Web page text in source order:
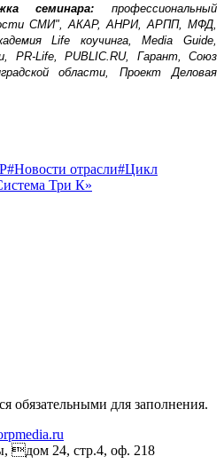
семинара: профессиональный
СМИ", АКАР, АНРИ, АРПП, МФД,
Life коучинга, Media Guide,
PR-Life, PUBLIC.RU, Гарант, Союз
области, Проект Деловая
#Новости отрасли#Цикл
Три К»
обязательными для заполнения.
дом 24, стр.4, оф. 218